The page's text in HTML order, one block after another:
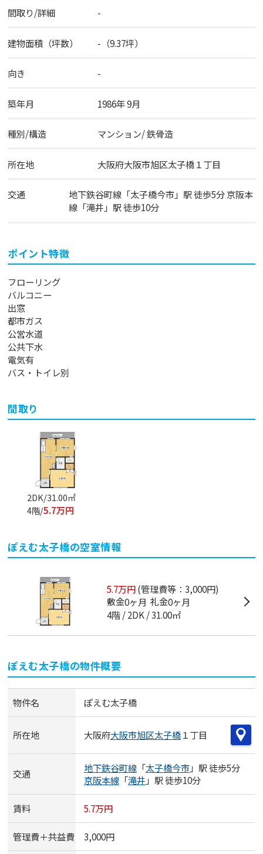
間取り/詳細 -
建物面積（坪数） -（9.37坪）
向き -
築年月 1986年 9月
種別/構造 マンション/ 鉄骨造
所在地 大阪府大阪市旭区太子橋１丁目
交通 地下鉄谷町線「太子橋今市」駅 徒歩5分京阪本
線「滝井 」駅 徒歩10分
ポイント特徴
フローリング
バルコニー
出窓
都市ガス
公営水道
公共下水
電気有
バス・トイレ別
間取り
2DK/31.00㎡
4階/5.7万円
ぽえむ太子橋の空室情報
5.7万円(管理費等：3,000円)
敷金0ヶ月 礼金0ヶ月
4階 2DK 31.00㎡
ぽえむ太子橋の物件概要
物件名 ぽえむ太子橋
所在地 大阪府大阪市旭区太子橋１丁目
交通 地下鉄谷町線「太子橋今市」駅 徒歩5分
京阪本線「滝井 」駅 徒歩10分
賃料 5.7万円
管理費＋共益費 3,000円